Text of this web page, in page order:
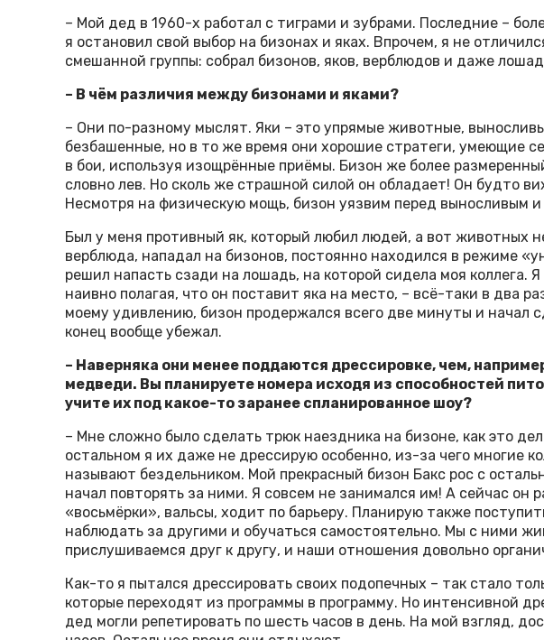
– Мой дед в 1960-х работал с тиграми и зубрами. Последние –
я остановил свой выбор на бизонах и яках. Впрочем, я не
смешанной группы: собрал бизонов, яков, верблюдов и даже
– В чём различия между бизонами и яками?
– Они по-разному мыслят. Яки – это упрямые животные,
безбашенные, но в то же время они хорошие стратеги, умеющие
в бои, используя изощрённые приёмы. Бизон же более
словно лев. Но сколь же страшной силой он обладает! Он будто
Несмотря на физическую мощь, бизон уязвим перед выносливым и
Был у меня противный як, который любил людей, а вот животных
верблюда, нападал на бизонов, постоянно находился в режиме
решил напасть сзади на лошадь, на которой сидела моя коллега.
наивно полагая, что он поставит яка на место, – всё-таки в два
моему удивлению, бизон продержался всего две минуты и начал
конец вообще убежал.
– Наверняка они менее поддаются дрессировке, чем,
медведи. Вы планируете номера исходя из способностей
учите их под какое-то заранее спланированное шоу?
– Мне сложно было сделать трюк наездника на бизоне, как это
остальном я их даже не дрессирую особенно, из-за чего многие
называют бездельником. Мой прекрасный бизон Бакс рос с
начал повторять за ними. Я совсем не занимался им! А сейчас он
«восьмёрки», вальсы, ходит по барьеру. Планирую также
наблюдать за другими и обучаться самостоятельно. Мы с ними
прислушиваемся друг к другу, и наши отношения довольно
Как-то я пытался дрессировать своих подопечных – так стало
которые переходят из программы в программу. Но интенсивной
дед могли репетировать по шесть часов в день. На мой взгляд,